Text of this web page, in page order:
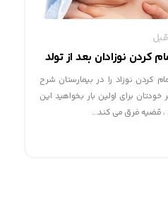
کردن نوزادان بعد از تولد
کردن نوزاد را در بیمارستان شرح
خودتان برای اولین بار بخواهید این
، قضیه فرق می کند...